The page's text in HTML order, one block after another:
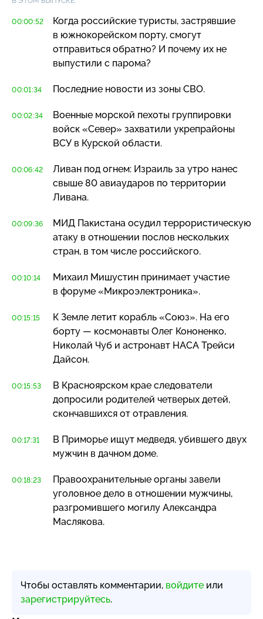
00:00:52
Когда российские туристы, застрявшие
в южнокорейском порту, смогут
отправиться обратно? И почему их не
выпустили с парома?
00:01:34 Последние новости из зоны СВО.
00:02:34
Военные морской пехоты группировки
войск «Север» захватили укрепрайоны
ВСУ в Курской области.
00:06:42
Ливан под огнем: Израиль за утро нанес
свыше 80 авиаударов по территории
Ливана.
00:09:36
МИД Пакистана осудил террористическую
атаку в отношении послов нескольких
стран, в том числе российского.
00:10:14
Михаил Мишустин принимает участие
в форуме «Микроэлектроника».
00:15:15
К Земле летит корабль «Союз». На его
борту — космонавты Олег Кононенко,
Николай Чуб и астронавт НАСА Трейси
Дайсон.
00:15:53
В Красноярском крае следователи
допросили родителей четверых детей,
скончавшихся от отравления.
00:17:31
В Приморье ищут медведя, убившего двух
мужчин в дачном доме.
00:18:23
Правоохранительные органы завели
уголовное дело в отношении мужчины,
разгромившего могилу Александра
Маслякова.
Чтобы оставлять комментарии, войдите или
зарегистрируйтесь.